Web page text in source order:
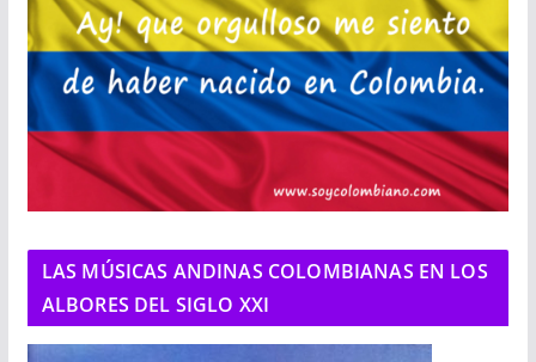
LAS MÚSICAS ANDINAS COLOMBIANAS EN LOS
ALBORES DEL SIGLO XXI